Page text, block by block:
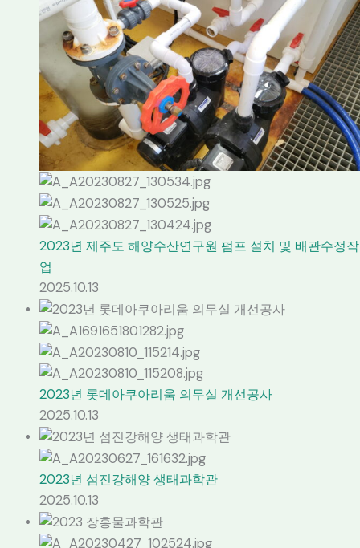
2023년 제주도 해양수산연구원 펌프 설치 및 배관수정작
업
2025.10.13
2023년 롯데아쿠아리움 의무실 개선공사
2025.10.13
2023년 섬진강해양 생태과학관
2025.10.13